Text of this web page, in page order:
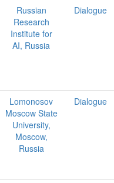
Russian
Research
Institute for
AI, Russia
Dialogue
Lomonosov
Moscow State
University,
Moscow,
Russia
Dialogue